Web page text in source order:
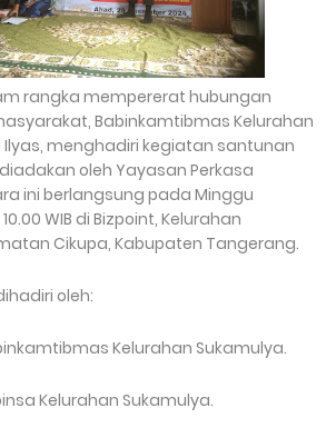
rangka mempererat hubungan
Babinkamtibmas Kelurahan
Ilyas, menghadiri kegiatan santunan
oleh Yayasan Perkasa
ini berlangsung pada Minggu
WIB di Bizpoint, Kelurahan
Cikupa, Kabupaten Tangerang.
oleh:
Kelurahan Sukamulya.
Kelurahan Sukamulya.